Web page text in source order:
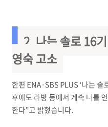
2. 나는 솔로 16
영숙 고소
한편 ENA·SBS PLUS ‘나는 솔
후에도 라방 등에서 계속 나를
한다”고 밝혔습니다.